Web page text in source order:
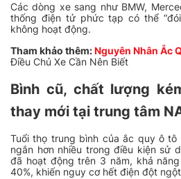
Các dòng xe sang như BMW,
thống điện tử phức tạp có thể
không hoạt động.
Tham khảo thêm:Nguyên Nhân Ắc
Điều Chủ Xe Cần Nên Biết
Bình cũ, chất lượng
thay mới tại trung tâm
Tuổi thọ trung bình của ắc quy ô
ngắn hơn nhiều trong điều kiện sử
đã hoạt động trên 3 năm, khả
40%, khiến nguy cơ hết điện đột